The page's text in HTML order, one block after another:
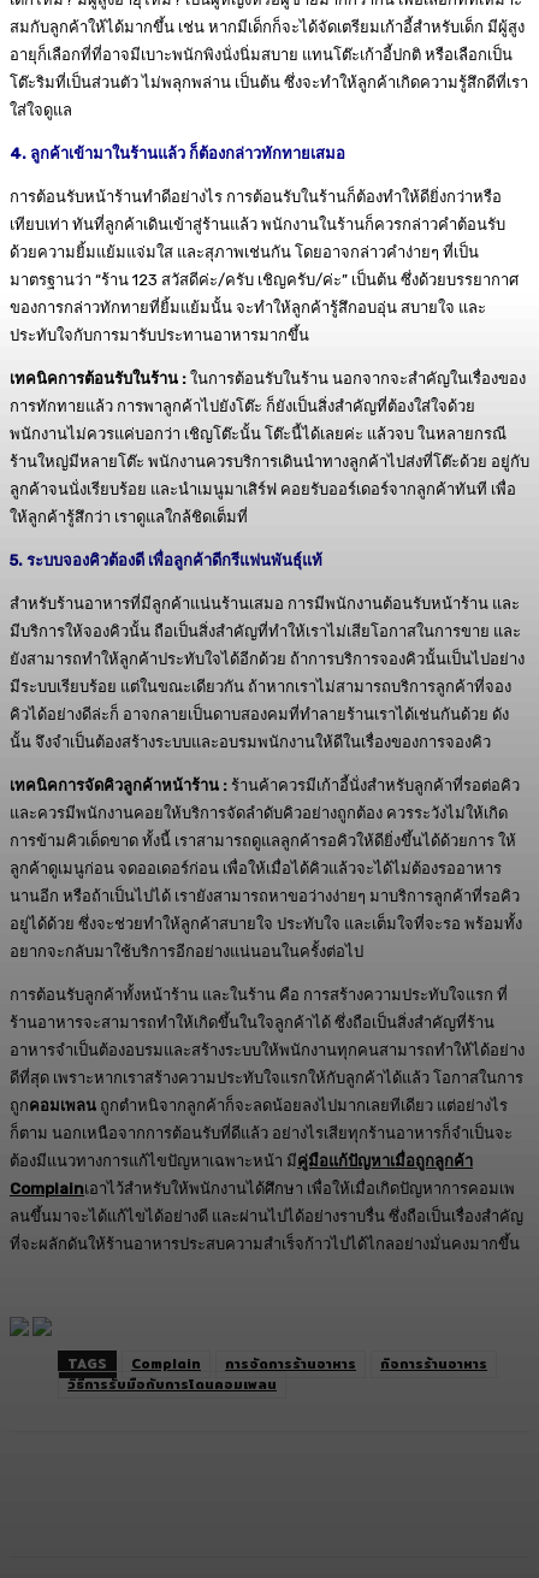
สมกับลูกค้าให้ได้มากขึ้น เช่น หากมีเด็กก็จะได้จัดเตรียมเก้าอี้สำหรับเด็ก มีผู้สูง
อายุก็เลือกที่ที่อาจมีเบาะพนักพิงนั่งนิ่มสบาย แทนโต๊ะเก้าอี้ปกติ หรือเลือกเป็น
โต๊ะริมที่เป็นส่วนตัว ไม่พลุกพล่าน เป็นต้น ซึ่งจะทำให้ลูกค้าเกิดความรู้สึกดีที่เรา
ใส่ใจดูแล
4. ลูกค้าเข้ามาในร้านแล้ว ก็ต้องกล่าวทักทายเสมอ
การต้อนรับหน้าร้านทำดีอย่างไร การต้อนรับในร้านก็ต้องทำให้ดียิ่งกว่าหรือ
เทียบเท่า ทันที่ลูกค้าเดินเข้าสู่ร้านแล้ว พนักงานในร้านก็ควรกล่าวคำต้อนรับ
ด้วยความยิ้มแย้มแจ่มใส และสุภาพเช่นกัน โดยอาจกล่าวคำง่ายๆ ที่เป็น
มาตรฐานว่า “ร้าน 123 สวัสดีค่ะ/ครับ เชิญครับ/ค่ะ” เป็นต้น ซึ่งด้วยบรรยากาศ
ของการกล่าวทักทายที่ยิ้มแย้มนั้น จะทำให้ลูกค้ารู้สึกอบอุ่น สบายใจ และ
ประทับใจกับการมารับประทานอาหารมากขึ้น
เทคนิคการต้อนรับในร้าน : ในการต้อนรับในร้าน นอกจากจะสำคัญในเรื่องของ
การทักทายแล้ว การพาลูกค้าไปยังโต๊ะ ก็ยังเป็นสิ่งสำคัญที่ต้องใส่ใจด้วย
พนักงานไม่ควรแค่บอกว่า เชิญโต๊ะนั้น โต๊ะนี้ได้เลยค่ะ แล้วจบ ในหลายกรณี
ร้านใหญ่มีหลายโต๊ะ พนักงานควรบริการเดินนำทางลูกค้าไปส่งที่โต๊ะด้วย อยู่กับ
ลูกค้าจนนั่งเรียบร้อย และนำเมนูมาเสิร์ฟ คอยรับออร์เดอร์จากลูกค้าทันที เพื่อ
ให้ลูกค้ารู้สึกว่า เราดูแลใกล้ชิดเต็มที่
5. ระบบจองคิวต้องดี เพื่อลูกค้าดีกรีแฟนพันธุ์แท้
สำหรับร้านอาหารที่มีลูกค้าแน่นร้านเสมอ การมีพนักงานต้อนรับหน้าร้าน และ
มีบริการให้จองคิวนั้น ถือเป็นสิ่งสำคัญที่ทำให้เราไม่เสียโอกาสในการขาย และ
ยังสามารถทำให้ลูกค้าประทับใจได้อีกด้วย ถ้าการบริการจองคิวนั้นเป็นไปอย่าง
มีระบบเรียบร้อย แต่ในขณะเดียวกัน ถ้าหากเราไม่สามารถบริการลูกค้าที่จอง
คิวได้อย่างดีล่ะก็ อาจกลายเป็นดาบสองคมที่ทำลายร้านเราได้เช่นกันด้วย ดัง
นั้น จึงจำเป็นต้องสร้างระบบและอบรมพนักงานให้ดีในเรื่องของการจองคิว
เทคนิคการจัดคิวลูกค้าหน้าร้าน : ร้านค้าควรมีเก้าอี้นั่งสำหรับลูกค้าที่รอต่อคิว
และควรมีพนักงานคอยให้บริการจัดลำดับคิวอย่างถูกต้อง ควรระวังไม่ให้เกิด
การข้ามคิวเด็ดขาด ทั้งนี้ เราสามารถดูแลลูกค้ารอคิวให้ดียิ่งขึ้นได้ด้วยการ ให้
ลูกค้าดูเมนูก่อน จดออเดอร์ก่อน เพื่อให้เมื่อได้คิวแล้วจะได้ไม่ต้องรออาหาร
นานอีก หรือถ้าเป็นไปได้ เรายังสามารถหาขอว่างง่ายๆ มาบริการลูกค้าที่รอคิว
อยู่ได้ด้วย ซึ่งจะช่วยทำให้ลูกค้าสบายใจ ประทับใจ และเต็มใจที่จะรอ พร้อมทั้ง
อยากจะกลับมาใช้บริการอีกอย่างแน่นอนในครั้งต่อไป
การต้อนรับลูกค้าทั้งหน้าร้าน และในร้าน คือ การสร้างความประทับใจแรก ที่
ร้านอาหารจะสามารถทำให้เกิดขึ้นในใจลูกค้าได้ ซึ่งถือเป็นสิ่งสำคัญที่ร้าน
อาหารจำเป็นต้องอบรมและสร้างระบบให้พนักงานทุกคนสามารถทำให้ได้อย่าง
ดีที่สุด เพราะหากเราสร้างความประทับใจแรกให้กับลูกค้าได้แล้ว โอกาสในการ
ถูกคอมเพลน ถูกตำหนิจากลูกค้าก็จะลดน้อยลงไปมากเลยทีเดียว แต่อย่างไร
ก็ตาม นอกเหนือจากการต้อนรับที่ดีแล้ว อย่างไรเสียทุกร้านอาหารก็จำเป็นจะ
ต้องมีแนวทางการแก้ไขปัญหาเฉพาะหน้า มีคู่มือแก้ปัญหาเมื่อถูกลูกค้า
Complainเอาไว้สำหรับให้พนักงานได้ศึกษา เพื่อให้เมื่อเกิดปัญหาการคอมเพ
ลนขึ้นมาจะได้แก้ไขได้อย่างดี และผ่านไปได้อย่างราบรื่น ซึ่งถือเป็นเรื่องสำคัญ
ที่จะผลักดันให้ร้านอาหารประสบความสำเร็จก้าวไปได้ไกลอย่างมั่นคงมากขึ้น
TAGS Complain การจัดการร้านอาหาร
กิจการร้านอาหาร
วิธีการรับมือกับการโดนคอมเพลน